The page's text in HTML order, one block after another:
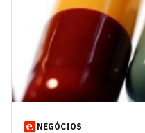
NEGÓCIOS